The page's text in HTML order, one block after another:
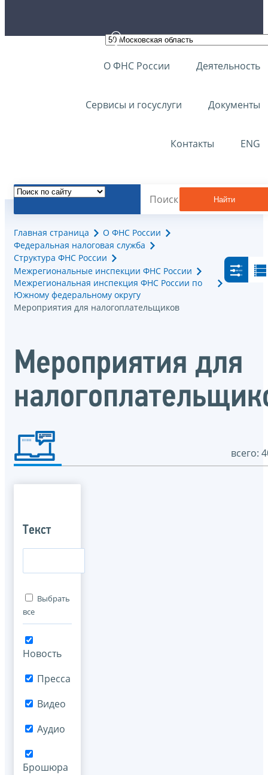
О ФНС России Деятельность
Сервисы и госуслуги Документы
Контакты ENG
Найти
Главная страница
О ФНС России
Федеральная налоговая служба
Структура ФНС России
Межрегиональные инспекции ФНС России
Межрегиональная инспекция ФНС России по
Южному федеральному округу
Мероприятия для налогоплательщиков
Мероприятия для
всего:
Текст
Выбрать
все
Новость
Пресса
Видео
Аудио
Брошюра